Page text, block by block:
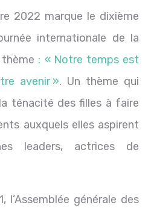
2022 marque le dixième
internationale de la
: « Notre temps est
avenir ». Un thème qui
ténacité des filles à faire
auxquels elles aspirent
leaders, actrices de
l’Assemblée générale des